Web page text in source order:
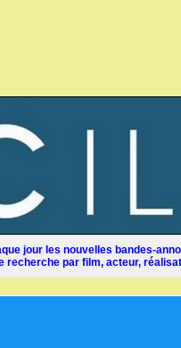
jour les nouvelles bandes-
par film, acteur,